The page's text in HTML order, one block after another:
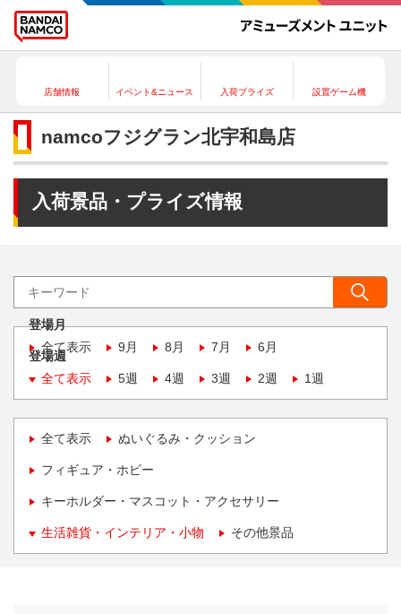
店舗情報 イベント&ニュース 入荷プライズ 設置ゲーム機
namcoフジグラン北宇和島店
入荷景品・プライズ情報
登場月
全て表示
9月 8月 7月 6月
登場週
全て表示
5週 4週 3週 2週 1週
全て表示 ぬいぐるみ・クッション
フィギュア・ホビー
キーホルダー・マスコット・アクセサリー
生活雑貨・インテリア・小物 その他景品